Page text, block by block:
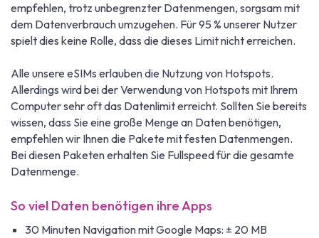
empfehlen, trotz unbegrenzter Datenmengen, sorgsam mit
dem Datenverbrauch umzugehen. Für 95 % unserer Nutzer
spielt dies keine Rolle, dass die dieses Limit nicht erreichen.
Alle unsere eSIMs erlauben die Nutzung von Hotspots.
Allerdings wird bei der Verwendung von Hotspots mit Ihrem
Computer sehr oft das Datenlimit erreicht. Sollten Sie bereits
wissen, dass Sie eine große Menge an Daten benötigen,
empfehlen wir Ihnen die Pakete mit festen Datenmengen.
Bei diesen Paketen erhalten Sie Fullspeed für die gesamte
Datenmenge.
So viel Daten benötigen ihre Apps
30 Minuten Navigation mit Google Maps: ± 20 MB